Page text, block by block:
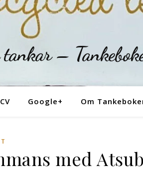
tankar –
CV Google+ Om
med Atsub